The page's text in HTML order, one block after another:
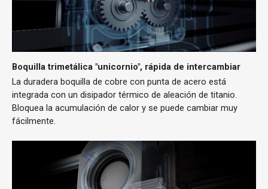
Boquilla trimetálica "unicornio", rápida de intercambiar
La duradera boquilla de cobre con punta de acero está
integrada con un disipador térmico de aleación de titanio.
Bloquea la acumulación de calor y se puede cambiar muy
fácilmente.